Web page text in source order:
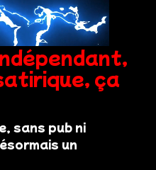
ça
sans pub ni
un